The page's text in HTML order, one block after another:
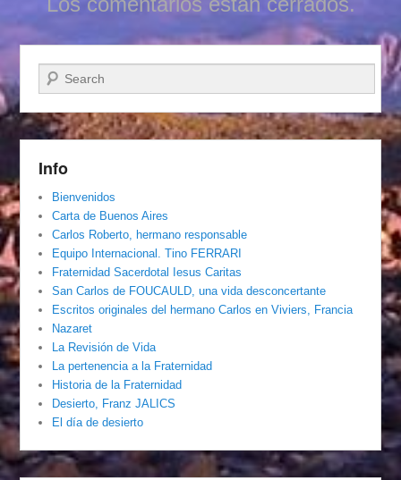
Buscar
Info
Bienvenidos
Carta de Buenos Aires
Carlos Roberto, hermano responsable
Equipo Internacional. Tino FERRARI
Fraternidad Sacerdotal Iesus Caritas
San Carlos de FOUCAULD, una vida desconcertante
Escritos originales del hermano Carlos en Viviers, Francia
Nazaret
La Revisión de Vida
La pertenencia a la Fraternidad
Historia de la Fraternidad
Desierto, Franz JALICS
El día de desierto